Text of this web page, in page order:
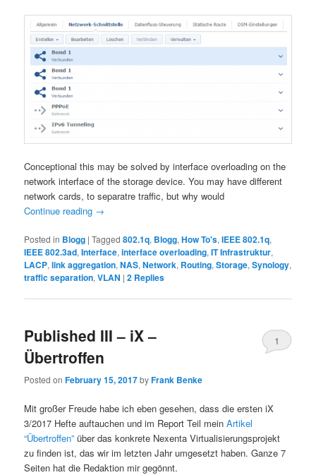
Conceptional this may be solved by interface overloading on the
network interface of the storage device. You may have different
network cards, to separatre traffic, but why would
Continue reading →
Posted in Blogg |Tagged 802.1q, Blogg,How To's,IEEE 802.1q,
IEEE 802.3ad,Interface,interface overloading,IT Infrastruktur,
LACP,link aggregation,NAS,Network, Routing,Storage,Synology,
traffic separation,VLAN |2 Replies
Published III – iX –
Übertroffen
Posted onFebruary 15, 2017byFrank Benke
1
Mit großer Freude habe ich eben gesehen, dass die ersten iX
3/2017 Hefte auftauchen und im Report Teil meinArtikel
“Übertroffen” über das konkrete Nexenta Virtualisierungsprojekt
zu finden ist, das wir im letzten Jahr umgesetzt haben. Ganze 7
Seiten hat die Redaktion mir gegönnt.